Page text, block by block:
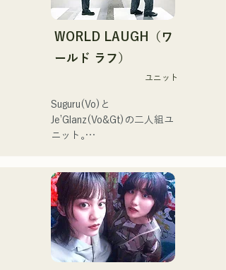
韓国のアイドルSTAYCのメ
行をされていた際、清流公
園で行われていた「ファン
き、ハルノウタがとてもよ
い！と感想をいただきおす
すめした。
WORLD LAUGH（ワ
ールド ラフ）
ユニット
Suguru(Vo)と
Je’Glanz(Vo&Gt)の二人組ユ
ニット｡
力的に活動中｡
SNS動画総再生数350万回
再生超え､ SNS総フォロワ
ー11.9万人突破！
また2024年第106回全国高
等学校野球選手権大会の